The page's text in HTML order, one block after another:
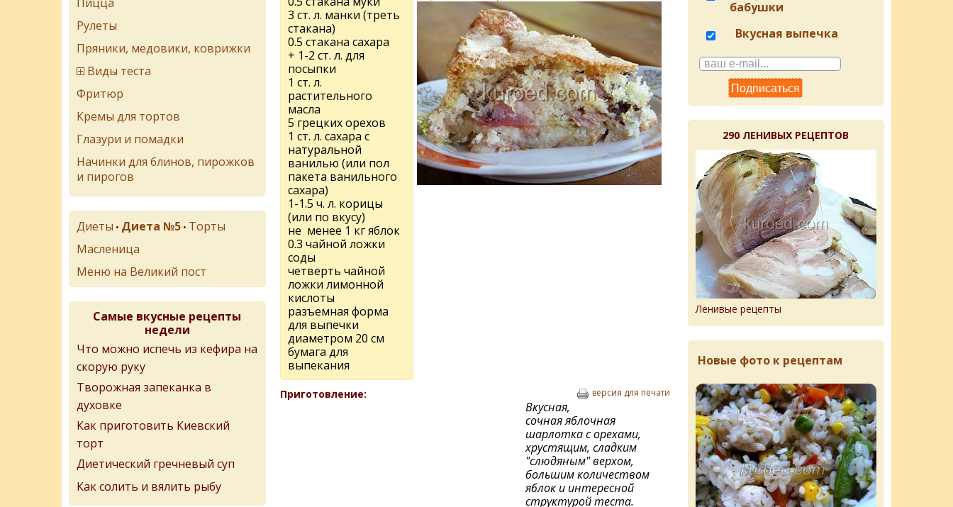
3 ст. л. манки (треть
стакана)
0.5 стакана сахара
+ 1-2 ст. л. для
посыпки
1 ст. л.
растительного
масла
5 грецких орехов
1 ст. л. сахара с
натуральной
ванилью (или пол
пакета ванильного
сахара)
1-1.5 ч. л. корицы
(или по вкусу)
не менее 1 кг яблок
0.3 чайной ложки
соды
четверть чайной
ложки лимонной
кислоты
разъемная форма
для выпечки
диаметром 20 см
бумага для
выпекания
Приготовление: версия для печати
Вкусная,
сочная яблочная
шарлотка с орехами,
хрустящим, сладким
"слюдяным" верхом,
большим количеством
яблок и интересной
структурой теста.
Рулеты
Пряники, медовики, коврижки
Виды теста
Фритюр
Кремы для тортов
Глазури и помадки
Начинки для блинов, пирожков
и пирогов
Диеты • Диета №5 • Торты
Масленица
Меню на Великий пост
Самые вкусные рецепты
недели
Что можно испечь из кефира на
скорую руку
Творожная запеканка в
духовке
Как приготовить Киевский
торт
Диетический гречневый суп
Как солить и вялить рыбу
бабушки
Вкусная выпечка
290 ЛЕНИВЫХ РЕЦЕПТОВ
Ленивые рецепты
Новые фото к рецептам